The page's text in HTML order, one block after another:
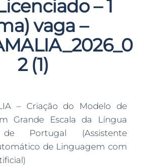
– 1
vaga –
2 (1)
– Criação do Modelo de
Grande Escala da Língua
de Portugal (Assistente
de Linguagem com